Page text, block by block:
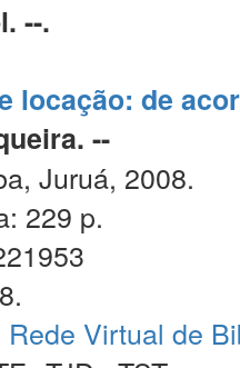
--.
locação: de
--
Juruá, 2008.
229 p.
Rede Virtual de